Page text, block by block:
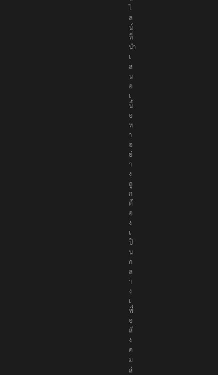
ไ
ล
น์
ที่
นำ
เ
ส
น
อ
เ
นื้
อ
ห
า
อ
ย่
า
ง
ถู
ก
ต้
อ
ง
เ
ป็
น
ก
ล
า
ง
เ
พื่
อ
สั
ง
ค
ม
ส่